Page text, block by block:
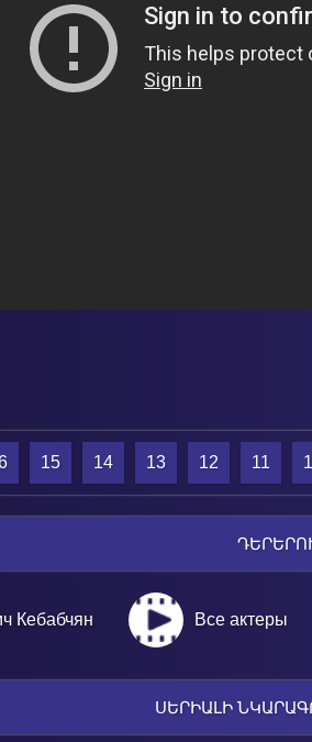
15 14 13 12 11
Кебабчян Все актеры
ՍԵՐԻԱԼԻ